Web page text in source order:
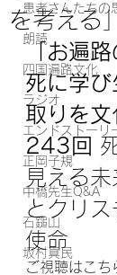
患者さんたちの
朗読
四国遍路文化
ラジオ
エンドストーリ
正岡子規
中橋先生Q&A
石鎚山
坂村真民
を考える
「お遍
死に学
取りを文
243回
見える
とクリ
使命
ご視聴はこち